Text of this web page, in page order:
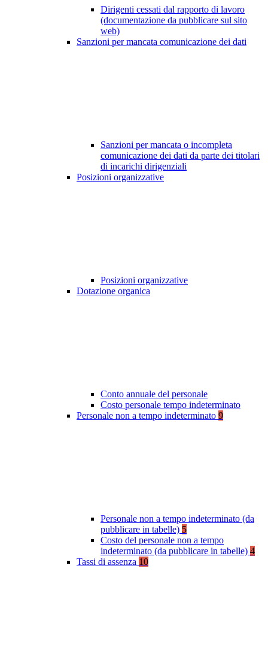
Dirigenti cessati dal rapporto di lavoro
(documentazione da pubblicare sul sito
web)
Sanzioni per mancata comunicazione dei dati
Sanzioni per mancata o incompleta
comunicazione dei dati da parte dei titolari
di incarichi dirigenziali
Posizioni organizzative
Posizioni organizzative
Dotazione organica
Conto annuale del personale
Costo personale tempo indeterminato
Personale non a tempo indeterminato 9
Personale non a tempo indeterminato (da
pubblicare in tabelle) 5
Costo del personale non a tempo
indeterminato (da pubblicare in tabelle) 4
Tassi di assenza 10